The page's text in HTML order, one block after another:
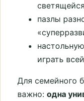
пазлы
играть
Для семейного
важно: одна